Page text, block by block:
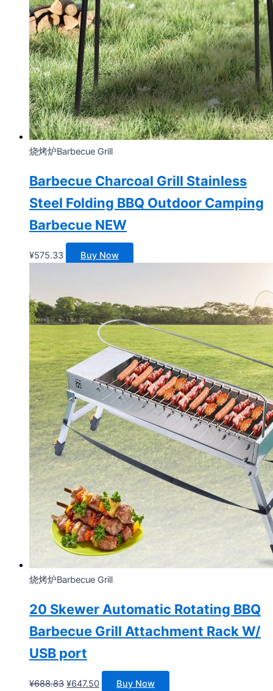
烧烤炉Barbecue Grill
Barbecue Charcoal Grill Stainless
Steel Folding BBQ Outdoor Camping
Barbecue NEW
¥575.33 Buy Now
烧烤炉Barbecue Grill
20 Skewer Automatic Rotating BBQ
Barbecue Grill Attachment Rack W/
USB port
¥688.83 原
¥647.50当
Buy Now